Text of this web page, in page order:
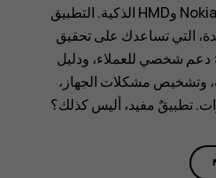
التطبيق الرسمي لهواتف Nokia وHMD الذكية. التطبيق
التي تساعدك على تحقيق
شخصي للعملاء، ودليل
وتشخيص مشكلات الجهاز،
تطبيقٌ مفيد، أليس كذلك؟